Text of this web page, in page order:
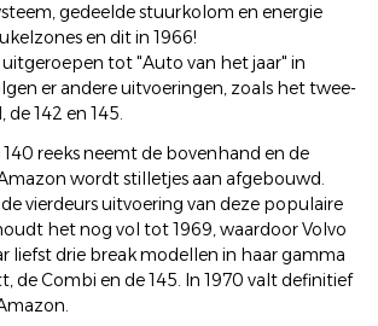
gedeelde stuurkolom en energie
en dit in 1966!
tot "Auto van het jaar" in
er andere uitvoeringen, zoals het twee-
de 142 en 145.
140 reeks neemt de bovenhand en de
wordt stilletjes aan afgebouwd.
vierdeurs uitvoering van deze populaire
het nog vol tot 1969, waardoor Volvo
liefst drie break modellen in haar gamma
de Combi en de 145. In 1970 valt definitief